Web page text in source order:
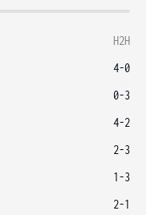
H2H
4-0
0-3
4-2
2-3
1-3
2-1